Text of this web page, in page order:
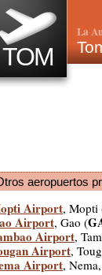
TOM
La
aeropuertos
Airport, Mopti
Airport, Gao (
Airport,
Airport,
Airport, Nema,